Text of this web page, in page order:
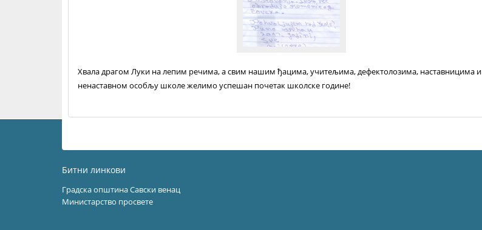
Хвала драгом Луки на лепим речима, а свим нашим ђацима, учитељима, дефектолозима, наставницима и
ненаставном особљу школе желимо успешан почетак школске године!
Битни линкови
Градска општина Савски венац
Министарство просвете